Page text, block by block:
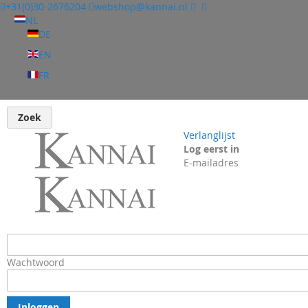
+31(0)30-2676204 webshop@kannai.nl
NL
DE
EN
FR
Zoek
Verlanglijst
Log eerst in
E-mailadres
Wachtwoord